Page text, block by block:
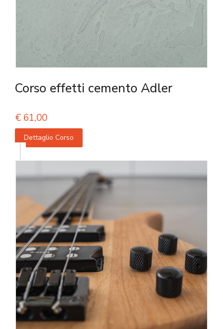
Corso effetti cemento Adler
€ 61,00
Dettaglio Corso